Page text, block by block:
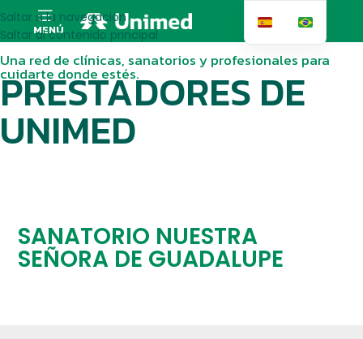
Saltar a la navegación
Saltar al contenido principal
MENÚ
Una red de clínicas, sanatorios y profesionales para
cuidarte donde estés.
PRESTADORES DE
UNIMED
SANATORIO NUESTRA
SEÑORA DE GUADALUPE